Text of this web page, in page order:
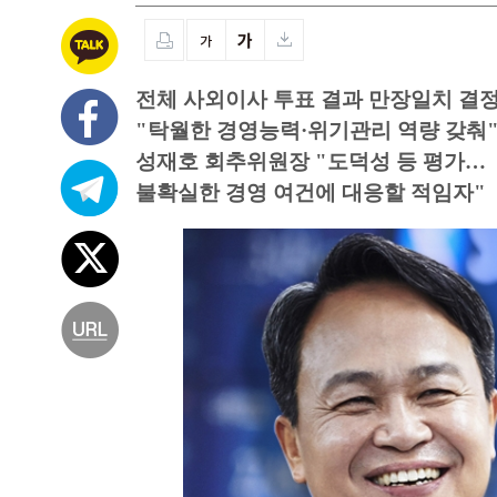
전체 사외이사 투표 결과 만장일치 결
"탁월한 경영능력·위기관리 역량 갖춰
성재호 회추위원장 "도덕성 등 평가…
불확실한 경영 여건에 대응할 적임자"